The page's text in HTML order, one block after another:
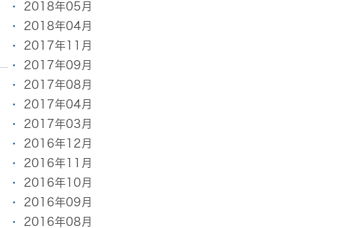
2018年05月
2018年04月
2017年11月
2017年09月
2017年08月
2017年04月
2017年03月
2016年12月
2016年11月
2016年10月
2016年09月
2016年08月